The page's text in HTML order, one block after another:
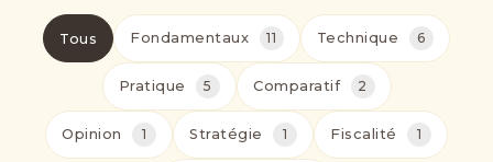
Tous Fondamentaux 11 Technique 6
Pratique 5 Comparatif 2
Opinion 1 Stratégie 1 Fiscalité 1